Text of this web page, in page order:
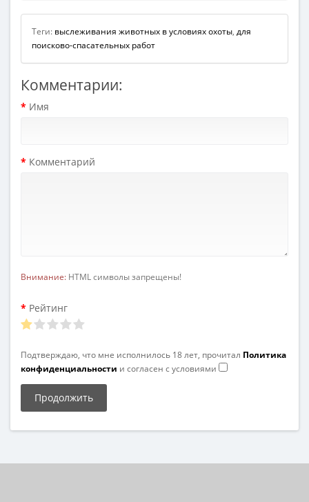
Теги: выслеживания животных в условиях охоты, для
поисково-спасательных работ
Комментарии:
Имя
Комментарий
Внимание: HTML символы запрещены!
Рейтинг
Подтверждаю, что мне исполнилось 18 лет, прочитал Политика
конфиденциальности и согласен с условиями
Продолжить